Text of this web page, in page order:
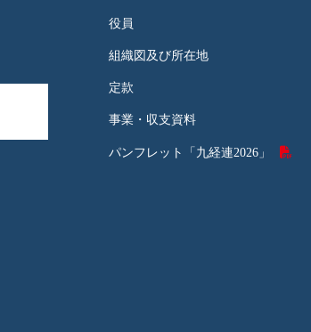
役員
組織図及び所在地
定款
事業・収支資料
パンフレット「九経連2026」